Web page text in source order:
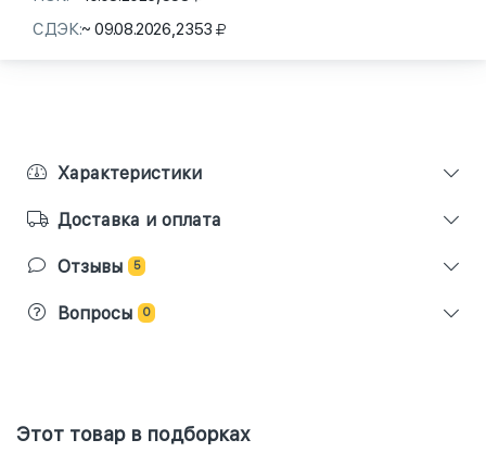
СДЭК:~ 09.08.2026,2353
Характеристики
Доставка и оплата
Отзывы 5
Вопросы 0
Этот товар в подборках